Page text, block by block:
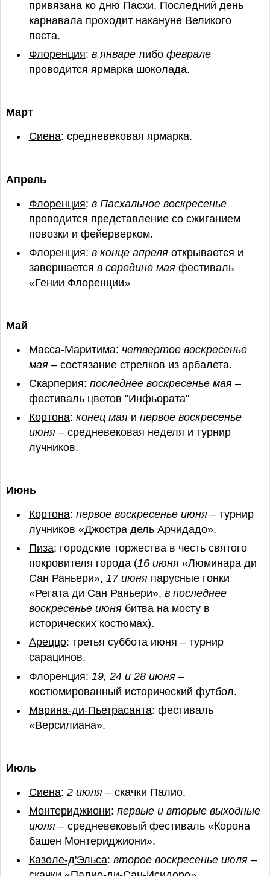
привязана ко дню Пасхи. Последний день
карнавала проходит накануне Великого
поста.
Флоренция: в январелибо феврале
проводится ярмарка шоколада.
Март
Сиена: средневековая ярмарка.
Апрель
Флоренция: в Пасхальное воскресенье
проводится представление со сжиганием
повозки и фейерверком.
Флоренция: в конце апреля открывается и
завершается в середине маяфестиваль
«Гении Флоренции»
Май
Масса-Маритима: четвертое воскресенье
мая– состязание стрелков из арбалета.
Скарперия: последнее воскресенье мая–
фестиваль цветов "Инфьората"
Кортона: конец маяи первое воскресенье
июня– средневековая неделя и турнир
лучников.
Июнь
Кортона: первое воскресенье июня– турнир
лучников «Джостра дель Арчидадо».
Пиза: городские торжества в честь святого
покровителя города (16 июня«Люминара ди
Сан Раньери», 17 июня парусные гонки
«Регата ди Сан Раньери», в последнее
воскресенье июня битва на мосту в
исторических костюмах).
Ареццо: третья суббота июня – турнир
сарацинов.
Флоренция: 19, 24 и 28 июня–
костюмированный исторический футбол.
Марина-ди-Пьетрасанта: фестиваль
«Версилиана».
Июль
Сиена: 2 июля – скачки Палио.
Монтериджиони: первые и вторые выходные
июля– средневековый фестиваль «Корона
башен Монтериджиони».
Казоле-д'Эльса: второе воскресенье июля–